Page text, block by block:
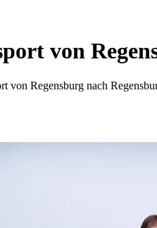
von
von Regensburg nach